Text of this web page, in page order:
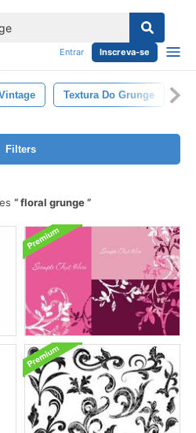
Entrar Inscreva-se
Textura Do Grunge
Filters
floral grunge